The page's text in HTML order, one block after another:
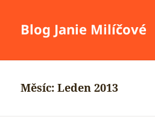
Blog Janie Milíčové
Měsíc:Leden 2013